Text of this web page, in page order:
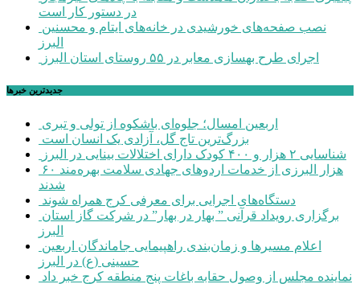
در دستور کار است
البرز
اجرای طرح بهسازی معابر در ۵۵ روستای استان البرز
جديدترين خبرها
اربعین امسال؛ جلوه‌ای باشکوه از تولی و تبری
بزرگ‌ترین تاج گل، آزادی یک انسان است
شناسایی ۲ هزار و ۴۰۰ کودک دارای اختلالات بینایی در البرز
۶۰ هزار البرزی از خدمات اردوهای جهادی سلامت بهره‌مند
شدند
دستگاه‌های اجرایی برای معرفی کرج همراه شوند
البرز
حسینی (ع) در البرز
نماینده مجلس از وصول حقابه باغات پنج منطقه کرج خبر داد